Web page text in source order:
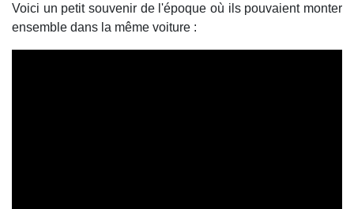
Voici un petit souvenir de l'époque où ils pouvaient monter
ensemble dans la même voiture :